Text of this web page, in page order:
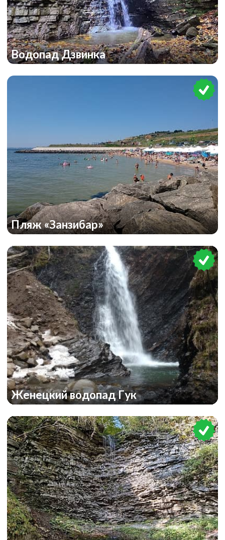
Водопад Дзвинка
Пляж «Занзибар»
Женецкий водопад Гук